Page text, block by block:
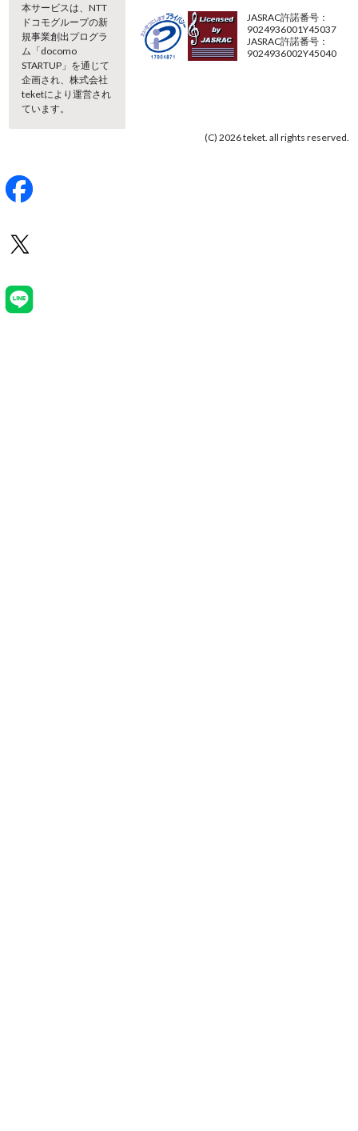
本サービスは、NTT
ドコモグループの新
規事業創出プログラ
ム「docomo
STARTUP」を通じて
企画され、株式会社
teketにより運営され
ています。
JASRAC許諾番号：
9024936001Y45037
JASRAC許諾番号：
9024936002Y45040
(C) 2026 teket. all rights reserved.